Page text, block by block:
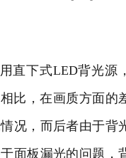
直下式LED背光源
比，在画质方面的
况，而后者由于背
面板漏光的问题，